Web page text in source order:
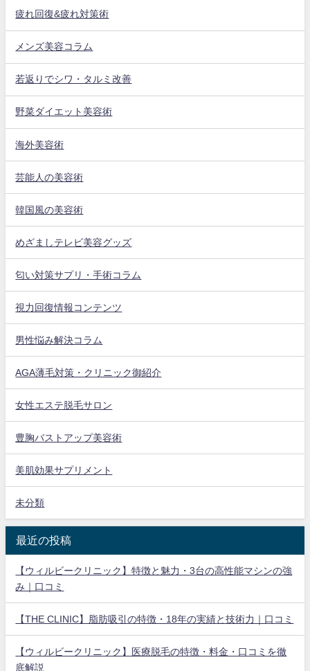
疲れ回復&疲れ対策術
メンズ美容コラム
若返りでシワ・タルミ改善
野菜ダイエット美容術
海外美容術
芸能人の美容術
韓国風の美容術
めざましテレビ美容グッズ
匂い対策サプリ・手術コラム
視力回復情報コンテンツ
男性悩み解決コラム
AGA薄毛対策・クリニック御紹介
女性エステ脱毛サロン
豊胸バストアップ美容術
美肌効果サプリメント
未分類
最近の投稿
【ウィルビークリニック】特徴と魅力・3台の高性能マシンの強
み｜口コミ
【THE CLINIC】脂肪吸引の特徴・18年の実績と技術力｜口コミ
【ウィルビークリニック】医療脱毛の特徴・料金・口コミを徹
底解説